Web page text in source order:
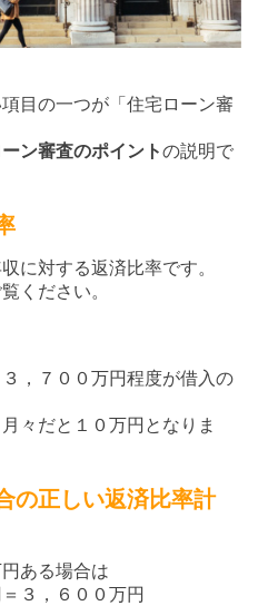
目の一つが「住宅ローン審
ン審査のポイントの説明で
に対する返済比率です。
ください。
，７００万円程度が借入の
々だと１０万円となりま
の正しい返済比率計
ある場合は
３，６００万円